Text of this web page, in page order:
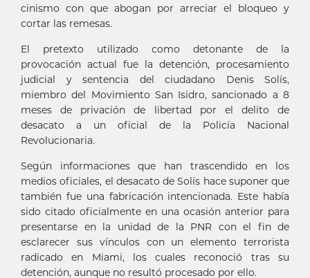
cinismo con que abogan por arreciar el bloqueo y
cortar las remesas.
El pretexto utilizado como detonante de la
provocación actual fue la detención, procesamiento
judicial y sentencia del ciudadano Denis Solís,
miembro del Movimiento San Isidro, sancionado a 8
meses de privación de libertad por el delito de
desacato a un oficial de la Policía Nacional
Revolucionaria.
Según informaciones que han trascendido en los
medios oficiales, el desacato de Solís hace suponer que
también fue una fabricación intencionada. Este había
sido citado oficialmente en una ocasión anterior para
presentarse en la unidad de la PNR con el fin de
esclarecer sus vínculos con un elemento terrorista
radicado en Miami, los cuales reconoció tras su
detención, aunque no resultó procesado por ello.